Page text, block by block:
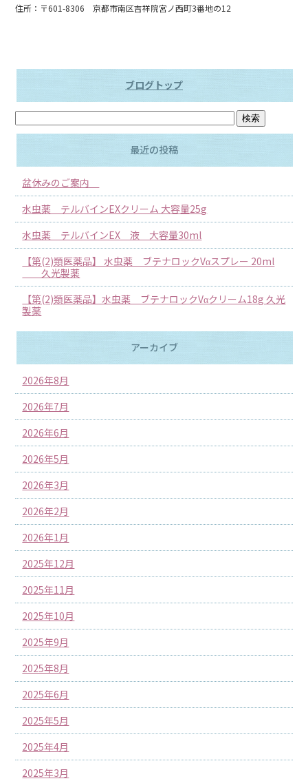
住所：〒601-8306 京都市南区吉祥院宮ノ西町3番地の12
ブログトップ
最近の投稿
盆休みのご案内
水虫薬 テルバインEXクリーム 大容量25g
水虫薬 テルバインEX 液 大容量30ml
【第(2)類医薬品】 水虫薬 ブテナロックVαスプレー 20ml
久光製薬
【第(2)類医薬品】水虫薬 ブテナロックVαクリーム18g 久光
製薬
アーカイブ
2026年8月
2026年7月
2026年6月
2026年5月
2026年3月
2026年2月
2026年1月
2025年12月
2025年11月
2025年10月
2025年9月
2025年8月
2025年6月
2025年5月
2025年4月
2025年3月